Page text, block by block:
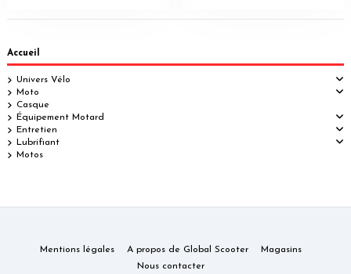
Accueil
Univers Vélo
Moto
Casque
Équipement Motard
Entretien
Lubrifiant
Motos
Mentions légales A propos de Global Scooter
Magasins
Nous contacter